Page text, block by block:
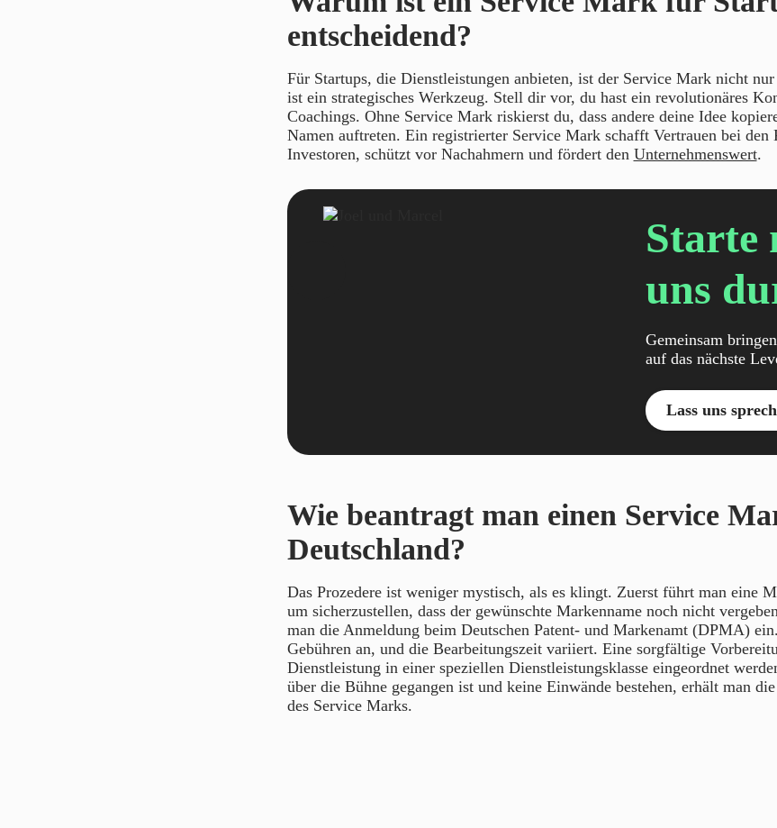
entscheidend?
Für Startups, die Dienstleistungen anbieten, ist der Service Mark nicht
ist ein strategisches Werkzeug. Stell dir vor, du hast ein revolutionäres
Coachings. Ohne Service Mark riskierst du, dass andere deine Idee
Namen auftreten. Ein registrierter Service Mark schafft Vertrauen bei den
Investoren, schützt vor Nachahmern und fördert den Unternehmenswert.
Starte
uns
Gemeinsam
auf das nächste
Lass uns
Wie beantragt man einen Service
Deutschland?
Das Prozedere ist weniger mystisch, als es klingt. Zuerst führt man eine
um sicherzustellen, dass der gewünschte Markenname noch nicht
man die Anmeldung beim Deutschen Patent- und Markenamt (DPMA)
Gebühren an, und die Bearbeitungszeit variiert. Eine sorgfältige
Dienstleistung in einer speziellen Dienstleistungsklasse eingeordnet
über die Bühne gegangen ist und keine Einwände bestehen, erhält man
des Service Marks.